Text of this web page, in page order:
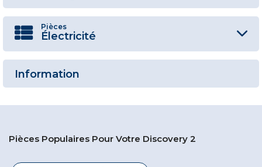
Pièces
Électricité
Information
Pièces Populaires Pour Votre Discovery 2